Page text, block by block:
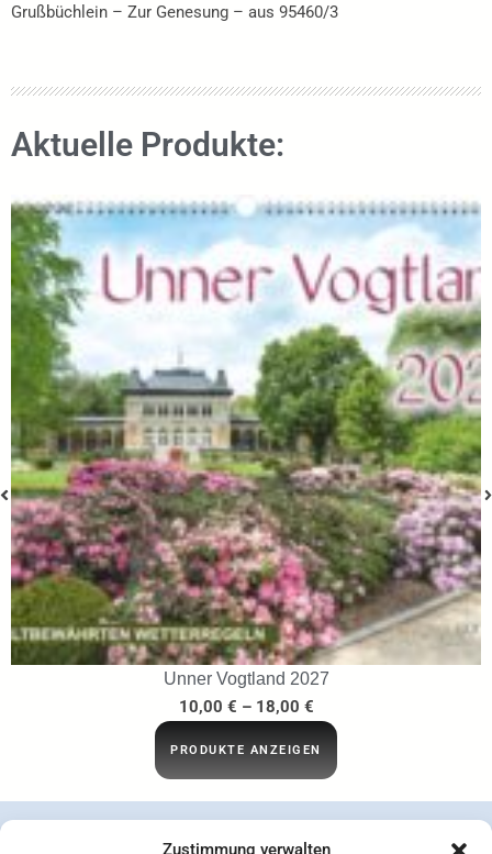
Zustimmung verwalten
Grußbüchlein – Zur Genesung – aus 95460/3
Aktuelle Produkte:
…ins Netz gegangen
29,95€
IN DEN WARENKORB